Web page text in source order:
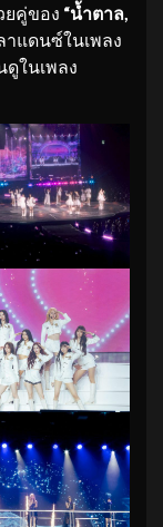
ยคู่ของ “น้ำตาล,
าแดนซ์ในเพลง
ดูในเพลง